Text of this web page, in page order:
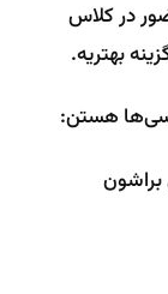
در کلاس
بهتریه.
هستن: